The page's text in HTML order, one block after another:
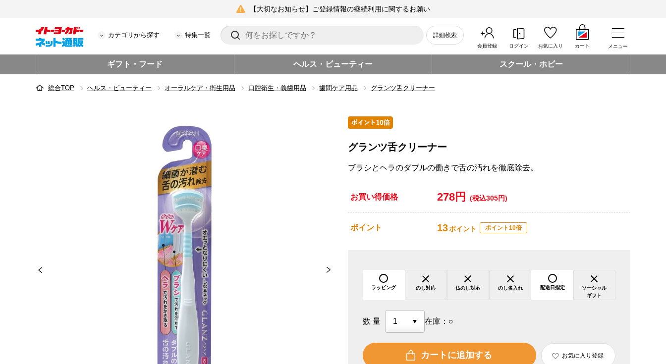
【大切なお知らせ】ご登録情報の継続利用に関するお願い
カテゴリから探す 特集一覧 詳細検索
会員登録 ログイン お気に入り カート メニュー
ギフト・フード ヘルス・ビューティー スクール・ホビー
総合TOP ヘルス・ビューティー オーラルケア・衛生用品 口腔衛生・義歯用品 歯間ケア用品 グランツ舌クリーナー
グランツ舌クリーナー
ブラシとヘラのダブルの働きで舌の汚れを徹底除去。
お買い得価格 278円 (税込305円)
ポイント 13ポイント ポイント10倍
ラッピング のし対応 仏のし対応 のし名入れ 配送日指定
ソーシャル
ギフト
数量 在庫： ○
カートに追加する お気に入り登録